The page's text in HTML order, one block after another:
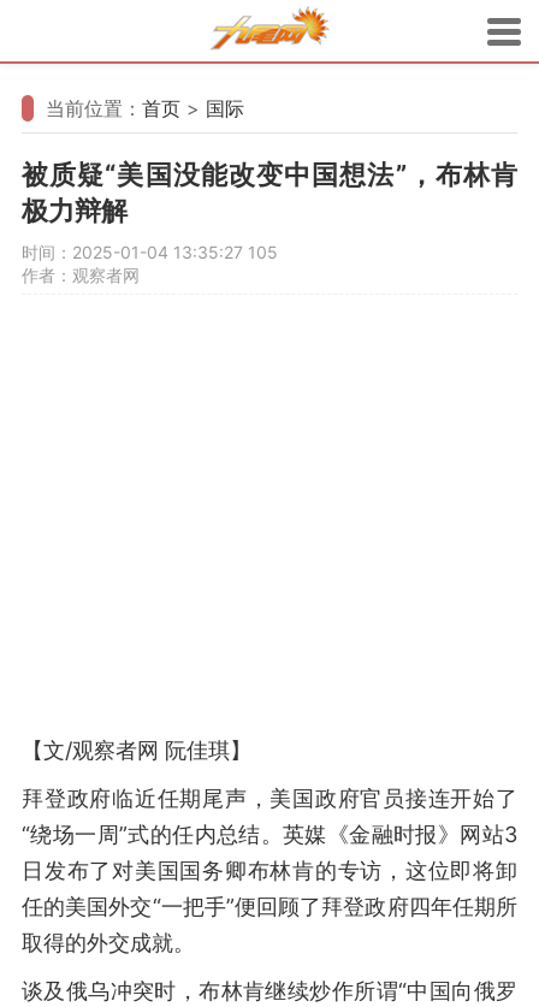
当前位置： 首页 > 国际
被质疑“美国没能改变中国想法”，布林肯
极力辩解
时间：2025-01-04 13:35:27 105
作者：观察者网
【文/观察者网 阮佳琪】
拜登政府临近任期尾声，美国政府官员接连开始了
“绕场一周”式的任内总结。英媒《金融时报》网站3
日发布了对美国国务卿布林肯的专访，这位即将卸
任的美国外交“一把手”便回顾了拜登政府四年任期所
取得的外交成就。
谈及俄乌冲突时，布林肯继续炒作所谓“中国向俄罗